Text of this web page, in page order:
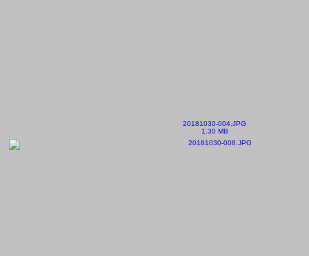
20181030-004.JPG
1.30 MB